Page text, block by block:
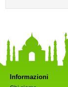
Informazioni